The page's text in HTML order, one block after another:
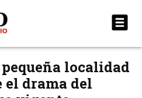
localidad
el drama del